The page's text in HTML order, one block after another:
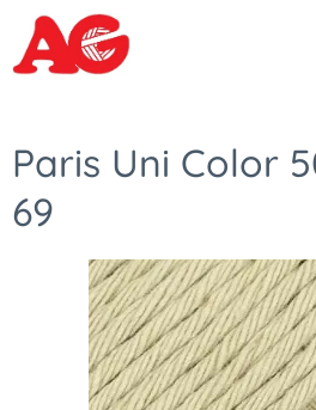
Paris Uni Color
69